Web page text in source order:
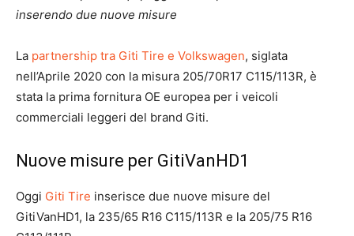
inserendo due nuove misure
La partnership tra Giti Tire e Volkswagen, siglata
nell’Aprile 2020 con la misura 205/70R17 C115/113R, è
stata la prima fornitura OE europea per i veicoli
commerciali leggeri del brand Giti.
Nuove misure per GitiVanHD1
Oggi Giti Tire inserisce due nuove misure del
GitiVanHD1, la 235/65 R16 C115/113R e la 205/75 R16